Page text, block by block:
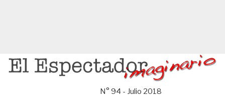
Saltar
N° 94 - Julio 2018